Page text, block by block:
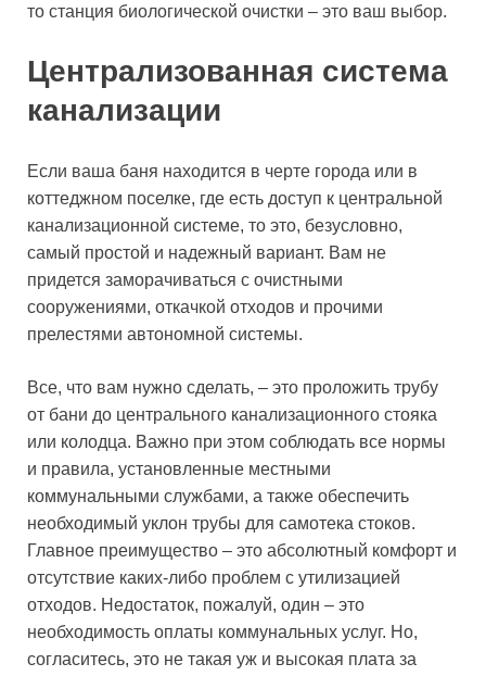
то станция биологической очистки – это ваш выбор.
Централизованная система
канализации
Если ваша баня находится в черте города или в
коттеджном поселке, где есть доступ к центральной
канализационной системе, то это, безусловно,
самый простой и надежный вариант. Вам не
придется заморачиваться с очистными
сооружениями, откачкой отходов и прочими
прелестями автономной системы.
Все, что вам нужно сделать, – это проложить трубу
от бани до центрального канализационного стояка
или колодца. Важно при этом соблюдать все нормы
и правила, установленные местными
коммунальными службами, а также обеспечить
необходимый уклон трубы для самотека стоков.
Главное преимущество – это абсолютный комфорт и
отсутствие каких-либо проблем с утилизацией
отходов. Недостаток, пожалуй, один – это
необходимость оплаты коммунальных услуг. Но,
согласитесь, это не такая уж и высокая плата за